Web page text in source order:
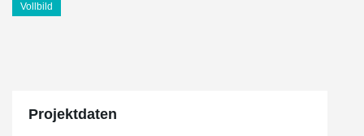
Vollbild
Projektdaten